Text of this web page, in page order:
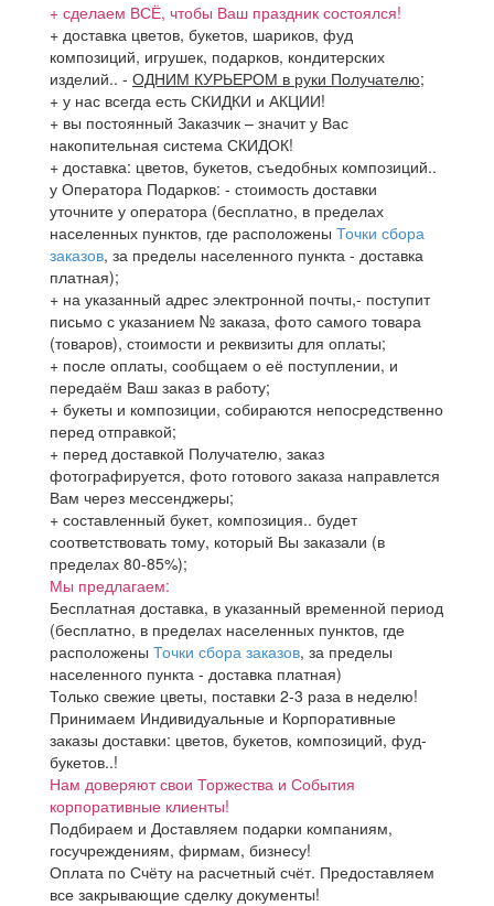
+ сделаем ВСЁ, чтобы Ваш праздник состоялся!
+ доставка цветов, букетов, шариков, фуд
композиций, игрушек, подарков, кондитерских
изделий.. - ОДНИМ КУРЬЕРОМ в руки Получателю;
+ у нас всегда есть СКИДКИ и АКЦИИ!
+ вы постоянный Заказчик – значит у Вас
накопительная система СКИДОК!
+ доставка: цветов, букетов, съедобных композиций..
у Оператора Подарков: - стоимость доставки
уточните у оператора (бесплатно, в пределах
населенных пунктов, где расположены Точки сбора
заказов, за пределы населенного пункта - доставка
платная);
+ на указанный адрес электронной почты,- поступит
письмо с указанием № заказа, фото самого товара
(товаров), стоимости и реквизиты для оплаты;
+ после оплаты, сообщаем о её поступлении, и
передаём Ваш заказ в работу;
+ букеты и композиции, собираются непосредственно
перед отправкой;
+ перед доставкой Получателю, заказ
фотографируется, фото готового заказа направлется
Вам через мессенджеры;
+ составленный букет, композиция.. будет
соответствовать тому, который Вы заказали (в
пределах 80-85%);
Мы предлагаем:
Бесплатная доставка, в указанный временной период
(бесплатно, в пределах населенных пунктов, где
расположены Точки сбора заказов, за пределы
населенного пункта - доставка платная)
Только свежие цветы, поставки 2-3 раза в неделю!
Принимаем Индивидуальные и Корпоративные
заказы доставки: цветов, букетов, композиций, фуд-
букетов..!
Нам доверяют свои Торжества и События
корпоративные клиенты!
Подбираем и Доставляем подарки компаниям,
госучреждениям, фирмам, бизнесу!
Оплата по Счёту на расчетный счёт. Предоставляем
все закрывающие сделку документы!